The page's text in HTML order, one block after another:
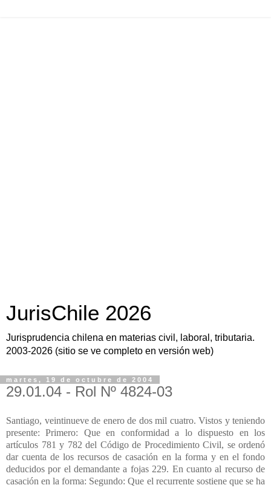
JurisChile 2026
Jurisprudencia chilena en materias civil, laboral, tributaria.
2003-2026 (sitio se ve completo en versión web)
martes, 19 de octubre de 2004
29.01.04 - Rol Nº 4824-03
Santiago, veintinueve de enero de dos mil cuatro. Vistos y teniendo
presente: Primero: Que en conformidad a lo dispuesto en los
artículos 781 y 782 del Código de Procedimiento Civil, se ordenó
dar cuenta de los recursos de casación en la forma y en el fondo
deducidos por el demandante a fojas 229. En cuanto al recurso de
casación en la forma: Segundo: Que el recurrente sostiene que se ha